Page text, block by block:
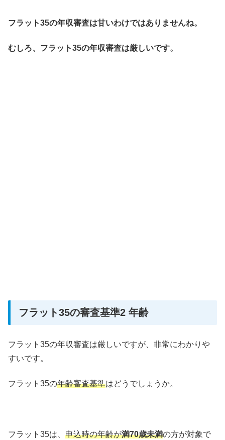
フラット35の年収審査は甘いわけではありませんね。
むしろ、フラット35の年収審査は厳しいです。
フラット35の審査基準2 年齢
フラット35の年収審査は厳しいですが、非常にわかりや
すいです。
フラット35の年齢審査基準はどうでしょうか。
フラット35は、 申込時の年齢が満70歳未満の方が対象で